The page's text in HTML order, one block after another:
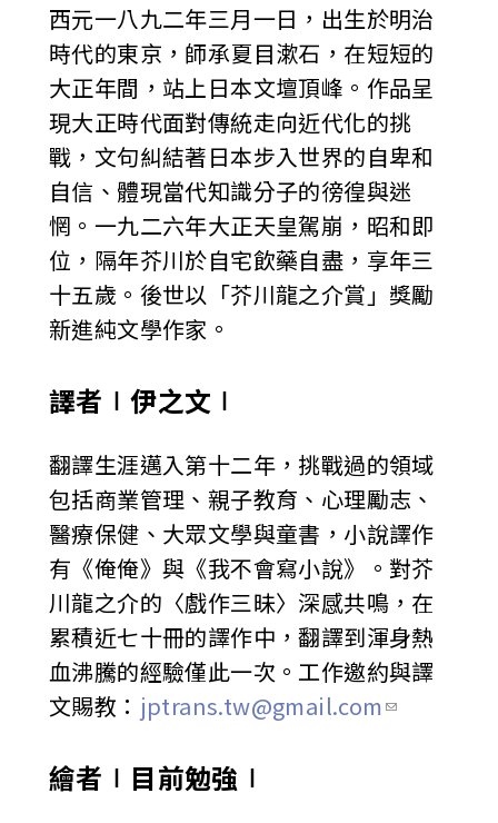
西元一八九二年三月一日，出生於明治
時代的東京，師承夏目漱石，在短短的
大正年間，站上日本文壇頂峰。作品呈
現大正時代面對傳統走向近代化的挑
戰，文句糾結著日本步入世界的自卑和
自信、體現當代知識分子的徬徨與迷
惘。一九二六年大正天皇駕崩，昭和即
位，隔年芥川於自宅飲藥自盡，享年三
十五歲。後世以「芥川龍之介賞」獎勵
新進純文學作家。
譯者∣伊之文∣
翻譯生涯邁入第十二年，挑戰過的領域
包括商業管理、親子教育、心理勵志、
醫療保健、大眾文學與童書，小說譯作
有《俺俺》與《我不會寫小說》。對芥
川龍之介的〈戲作三昧〉深感共鳴，在
累積近七十冊的譯作中，翻譯到渾身熱
血沸騰的經驗僅此一次。工作邀約與譯
文賜教： jptrans.tw@gmail.com
繪者∣目前勉強∣